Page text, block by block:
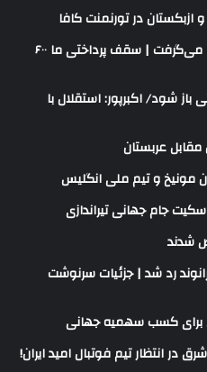
ازبکستان در تورنمنت کافا
استقلال با سهراب ستاره سوم را می‌گرفت | سقف پرداختی ما ۶۰۰
باز شود/ اکبرپور: استقلال با
مقابل عربستان
مونیخ و تیم ملی انگلیس
جام جهانی تیراندازی
شدند
رد شد | جزئیات سرنوشت
برای کسب سهمیه جهانی
در انتظار تیم فوتبال امید ایران!